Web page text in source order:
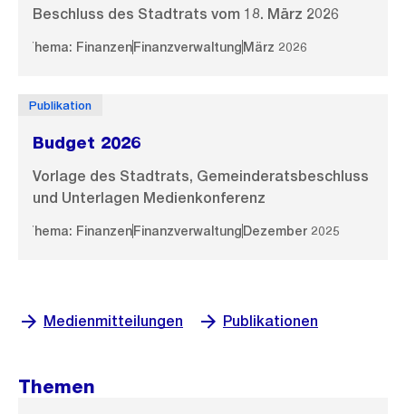
Beschluss des Stadtrats vom 18. März 2026
Thema: FinanzenFinanzverwaltungMärz 2026
Publikation
Budget 2026
Vorlage des Stadtrats, Gemeinderatsbeschluss
und Unterlagen Medienkonferenz
Thema: FinanzenFinanzverwaltungDezember 2025
Medienmitteilungen Publikationen
Themen